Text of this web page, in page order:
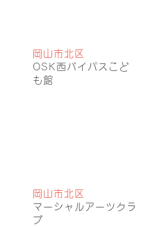
岡山市北区
OSK西バイパスこど
も館
岡山市北区
マーシャルアーツクラ
ブ